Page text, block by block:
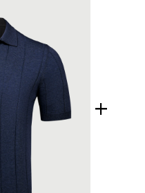
+